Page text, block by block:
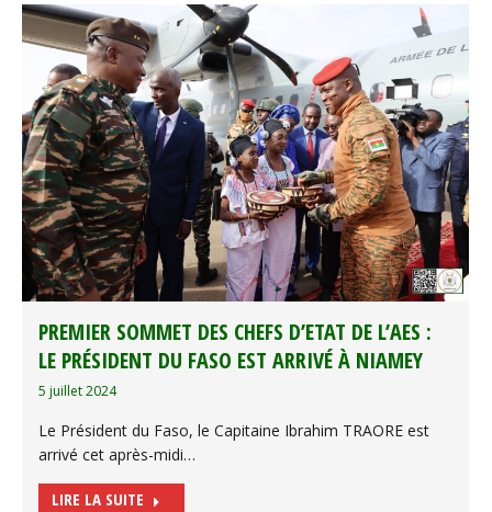
PREMIER SOMMET DES CHEFS D’ETAT DE L’AES :
LE PRÉSIDENT DU FASO EST ARRIVÉ À NIAMEY
5 juillet 2024
Le Président du Faso, le Capitaine Ibrahim TRAORE est
arrivé cet après-midi…
LIRE LA SUITE